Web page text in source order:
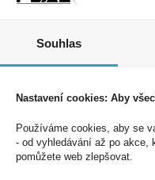
nesprávné informace. To
DonPealo ani bez řádného
Nezmeškejte
Souhlas
Nastavení cookies: Aby
Používáme cookies, aby se
- od vyhledávání až po
pomůžete web zlepšovat.